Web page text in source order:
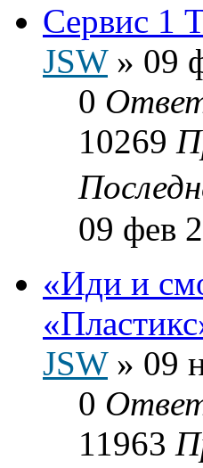
Сервис 1
JSW» 09
0
10269
09 фев
«Иди и
JSW» 09
0
11963